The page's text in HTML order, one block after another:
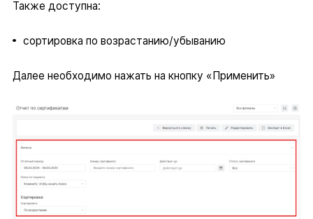
Также доступна:
сортировка по возрастанию/убыванию
Далее необходимо нажать на кнопку «Применить»